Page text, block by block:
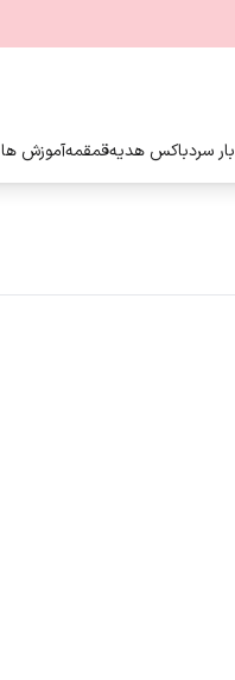
بار سردباکس هدیهقمقمهآموزش ها